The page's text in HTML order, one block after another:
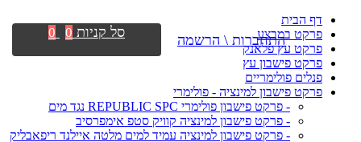
דף הבית
פרקט במבצע
פרקט עץ פלאנק
פרקט פישבון עץ
פנלים פולימריים
פרקט פישבון למינציה - פולימרי
- פרקט פישבון פולימרי REPUBLIC SPC נגד מים
- פרקט פישבון למינציה קוויק סטפ אימפרסיב
- פרקט פישבון למינציה עמיד למים מלטה איילנד ריפאבליק
התחברות \ הרשמה סל קניות 0
0